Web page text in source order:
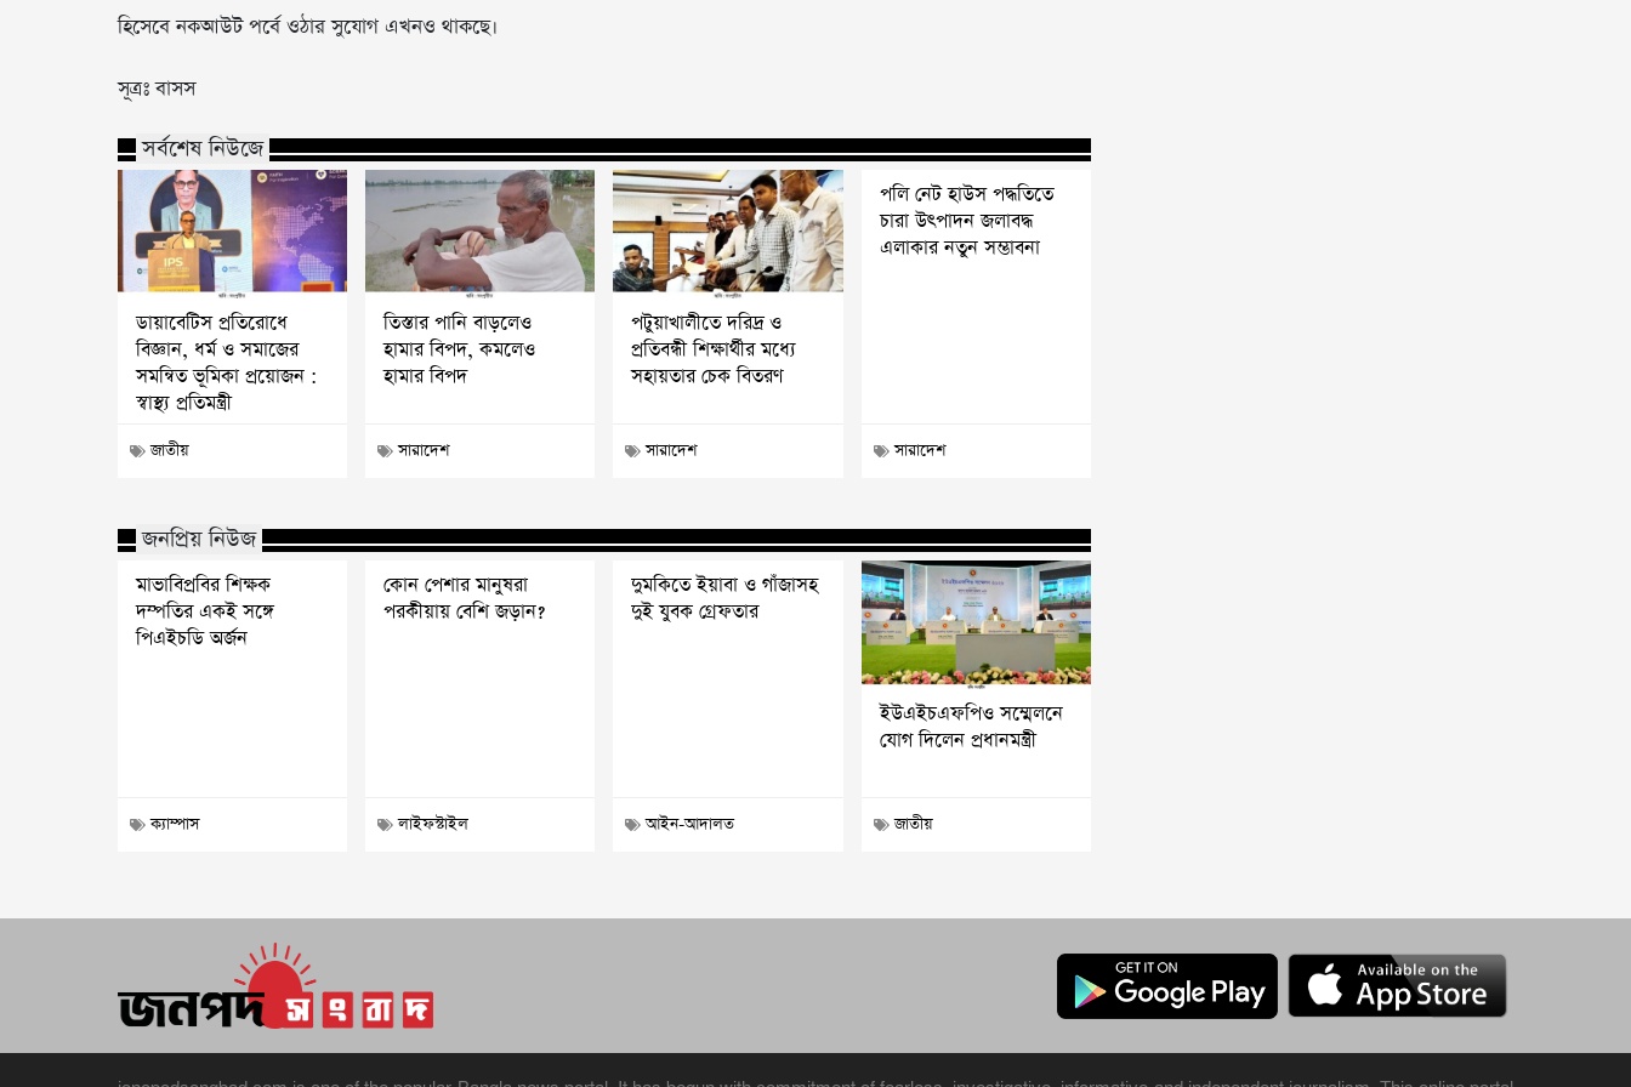
হিসেবে নকআউট পর্বে ওঠার সুযোগ এখনও থাকছে।
সূত্রঃ বাসস
সর্বশেষ নিউজে
ডায়াবেটিস প্রতিরোধে
বিজ্ঞান, ধর্ম ও সমাজের
সমন্বিত ভূমিকা প্রয়োজন :
স্বাস্থ্য প্রতিমন্ত্রী
জাতীয়
তিস্তার পানি বাড়লেও
হামার বিপদ, কমলেও
হামার বিপদ
সারাদেশ
পটুয়াখালীতে দরিদ্র ও
প্রতিবন্ধী শিক্ষার্থীর মধ্যে
সহায়তার চেক বিতরণ
সারাদেশ
পলি নেট হাউস পদ্ধতিতে
চারা উৎপাদন জলাবদ্ধ
এলাকার নতুন সম্ভাবনা
সারাদেশ
জনপ্রিয় নিউজ
মাভাবিপ্রবির শিক্ষক
দম্পতির একই সঙ্গে
পিএইচডি অর্জন
ক্যাম্পাস
কোন পেশার মানুষরা
পরকীয়ায় বেশি জড়ান?
লাইফস্টাইল
দুমকিতে ইয়াবা ও গাঁজাসহ
দুই যুবক গ্রেফতার
আইন-আদালত
ইউএইচএফপিও সম্মেলনে
যোগ দিলেন প্রধানমন্ত্রী
জাতীয়